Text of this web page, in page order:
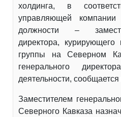
холдинга, в
управляющей
должности –
директора, курирующего
группы на Северном
генерального
деятельности,
Заместителем
Северного Кавказа